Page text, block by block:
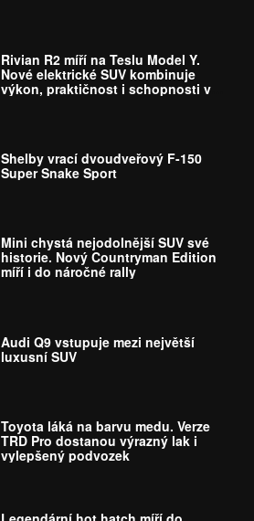
Rivian R2 míří na Teslu Model Y.
Nové elektrické SUV kombinuje
výkon, praktičnost i schopnosti v
Shelby vrací dvoudveřový F-150
Super Snake Sport
Mini chystá nejodolnější SUV své
historie. Nový Countryman Edition
míří i do náročné rally
Audi Q9 vstupuje mezi největší
luxusní SUV
Toyota láká na barvu medu. Verze
TRD Pro dostanou výrazný lak i
vylepšený podvozek